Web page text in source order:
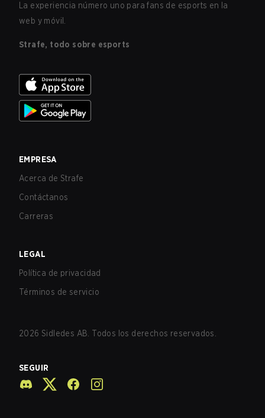
La experiencia número uno para fans de esports en la
web y móvil.
Strafe, todo sobre esports
EMPRESA
Acerca de Strafe
Contáctanos
Carreras
LEGAL
Política de privacidad
Términos de servicio
2026 Sidledes AB. Todos los derechos reservados.
SEGUIR